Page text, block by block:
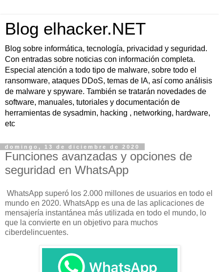
Blog elhacker.NET
Blog sobre informática, tecnología, privacidad y seguridad.
Con entradas sobre noticias con información completa.
Especial atención a todo tipo de malware, sobre todo el
ransomware, ataques DDoS, temas de IA, así como análisis
de malware y spyware. También se tratarán novedades de
software, manuales, tutoriales y documentación de
herramientas de sysadmin, hacking , networking, hardware,
etc
domingo, 13 de diciembre de 2020
Funciones avanzadas y opciones de
seguridad en WhatsApp
WhatsApp superó los 2.000 millones de usuarios en todo el
mundo en 2020. WhatsApp es una de las aplicaciones de
mensajería instantánea más utilizada en todo el mundo, lo
que la convierte en un objetivo para muchos
ciberdelincuentes.